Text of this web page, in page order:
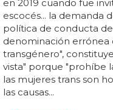
en 2019 cuando fue
escocés... la demanda
política de conducta
denominación
transgénero",
vista" porque "prohíbe
las mujeres trans son
las causas...